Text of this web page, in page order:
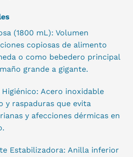
(1800 mL): Volumen
copiosas de alimento
o como bebedero principal
grande a gigante.
Acero inoxidable
y raspaduras que evita
y afecciones dérmicas en
Estabilizadora: Anilla inferior